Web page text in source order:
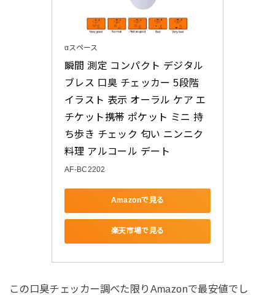
αスペース
瞬間 測定 コンパクト デジタル
ブレス 口臭 チェッカー 5段階
イラスト 表示 オーラル ケア エ
チケット携帯 ポケット ミニ 持
ち歩き チェック 匂い ニンニク
料理 アルコール デート
AF-BC2202
Amazonで見る
楽天市場で見る
この口臭チェッカー調べた限りAmazonで最安値でし